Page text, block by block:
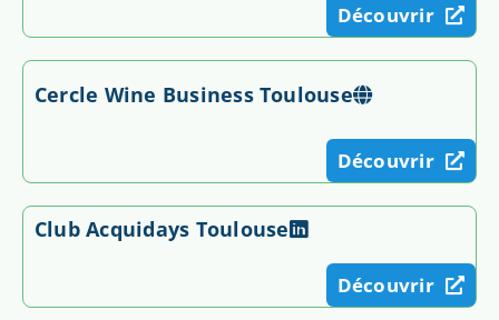
Découvrir
Cercle Wine Business Toulouse
Découvrir
Club Acquidays Toulouse
Découvrir